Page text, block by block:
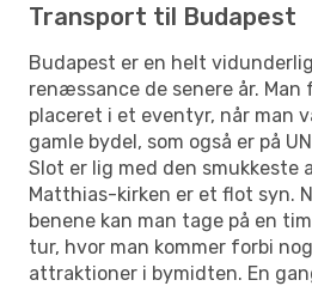
Transport til Budapest
Budapest er en helt
renæssance de senere år. Man
placeret i et eventyr, når man
gamle bydel, som også er på
Slot er lig med den smukkeste
Matthias-kirken er et flot syn.
benene kan man tage på en
tur, hvor man kommer forbi
attraktioner i bymidten. En